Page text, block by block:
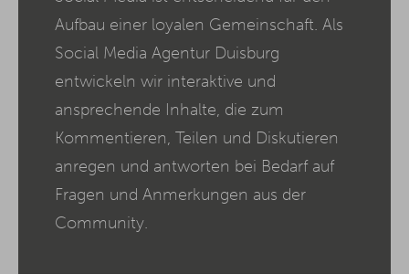
Aufbau einer loyalen Gemeinschaft. Als
Social Media Agentur Duisburg
entwickeln wir interaktive und
ansprechende Inhalte, die zum
Kommentieren, Teilen und Diskutieren
anregen und antworten bei Bedarf auf
Fragen und Anmerkungen aus der
Community.